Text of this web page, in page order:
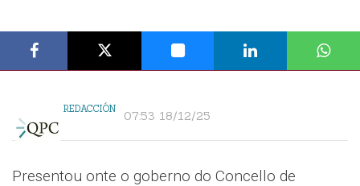
REDACCIÓN 07:53 18/12/25
Presentou onte o goberno do Concello de